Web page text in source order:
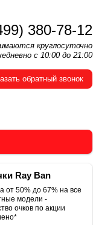
380-78-12
круглосуточно
с 10:00 до 21:00
обратный звонок
Ray Ban
от 50% до 67% на все
модели -
очков по акции